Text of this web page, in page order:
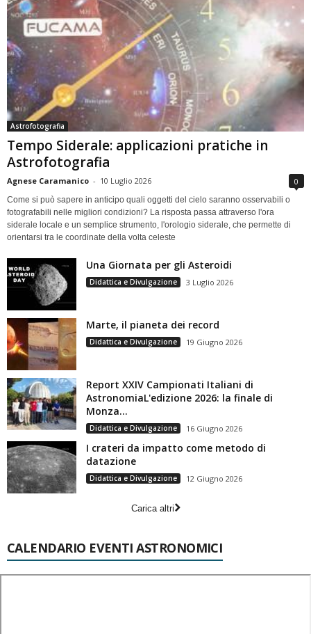
Astrofotografia
Tempo Siderale: applicazioni pratiche in
Astrofotografia
Agnese Caramanico - 10 Luglio 2026 0
Come si può sapere in anticipo quali oggetti del cielo saranno osservabili o
fotografabili nelle migliori condizioni? La risposta passa attraverso l'ora
siderale locale e un semplice strumento, l'orologio siderale, che permette di
orientarsi tra le coordinate della volta celeste
Una Giornata per gli Asteroidi
Didattica e Divulgazione 3 Luglio 2026
Marte, il pianeta dei record
Didattica e Divulgazione 19 Giugno 2026
Report XXIV Campionati Italiani di
AstronomiaL'edizione 2026: la finale di
Monza...
Didattica e Divulgazione 16 Giugno 2026
I crateri da impatto come metodo di
datazione
Didattica e Divulgazione 12 Giugno 2026
Carica altri
CALENDARIO EVENTI ASTRONOMICI